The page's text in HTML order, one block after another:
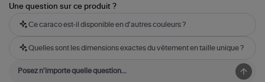
Une question sur ce produit ?
Ce caraco est-il disponible en d'autres couleurs ?
Quelles sont les dimensions exactes du vêtement en taille unique ?